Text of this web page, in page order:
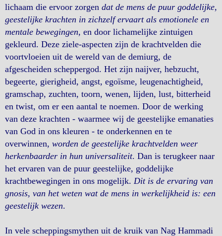
lichaam die ervoor zorgen dat de mens de puur goddelijke,
geestelijke krachten in zichzelf ervaart als emotionele en
mentale bewegingen, en door lichamelijke zintuigen
gekleurd. Deze ziele-aspecten zijn de krachtvelden die
voortvloeien uit de wereld van de demiurg, de
afgescheiden scheppergod. Het zijn naijver, hebzucht,
begeerte, gierigheid, angst, egoïsme, leugenachtigheid,
gramschap, zuchten, toorn, wenen, lijden, lust, bitterheid
en twist, om er een aantal te noemen. Door de werking
van deze krachten - waarmee wij de geestelijke emanaties
van God in ons kleuren - te onderkennen en te
overwinnen, worden de geestelijke krachtvelden weer
herkenbaarder in hun universaliteit. Dan is terugkeer naar
het ervaren van de puur geestelijke, goddelijke
krachtbewegingen in ons mogelijk. Dit is de ervaring van
gnosis, van het weten wat de mens in werkelijkheid is: een
geestelijk wezen.
In vele scheppingsmythen uit de kruik van Nag Hammadi